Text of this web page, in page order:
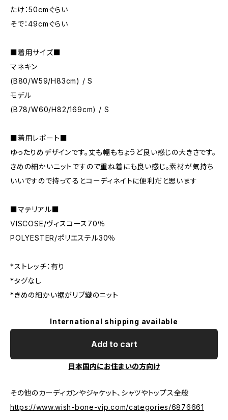
たけ：50cmぐらい
そで：49cmぐらい
■着用サイズ■
マネキン
(B80/W59/H83cm) / S
モデル
(B78/W60/H82/169cm) / S
■着用レポート■
ゆったりめデザインです。丈も幅もちょうど良い感じの大きさです。
きめの細かいニットですので重ね着にも良い感じ。素材が気持ち
いいですので持ってるとコーディネイトに便利だと思います
■マテリアル■
VISCOSE/ヴィスコース70％
POLYESTER/ポリエステル30％
*ストレッチ：有り
*タグなし
*きめの細かい裾がリブ織のニット
International shipping available
Add to cart
日本国内にお住まいの方向け
その他のカーディガンやジャケット、シャツやトップス全般
https://www.wish-bone-vip.com/categories/6876661